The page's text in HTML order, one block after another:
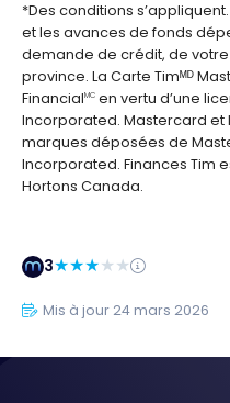
*Des conditions
et les avances de fonds
demande de crédit, de
province. La Carte Timᴹᴰ
FinancialMC en vertu d’une
Incorporated. Mastercard
marques déposées de
Incorporated. Finances Tim
Hortons Canada.
3
Mis à jour 24 mars 2026